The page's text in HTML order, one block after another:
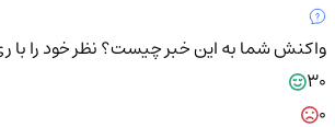
واکنش شما به این خبر چیست؟نظر خود را
30
0